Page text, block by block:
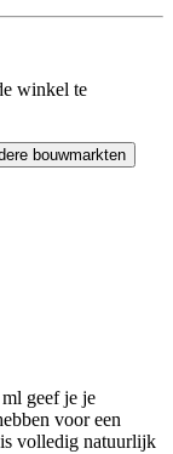
winkel te
bouwmarkten
geef je je
voor een
volledig natuurlijk